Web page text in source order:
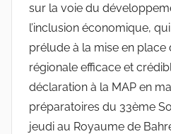
sur la voie du
l’inclusion économique,
prélude à la mise en place
régionale efficace et
déclaration à la MAP en
préparatoires du 33ème
jeudi au Royaume de